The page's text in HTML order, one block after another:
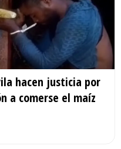
hacen justicia por
a comerse el maíz